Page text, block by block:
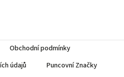
Obchodní podmínky
údajů
Puncovní Značky